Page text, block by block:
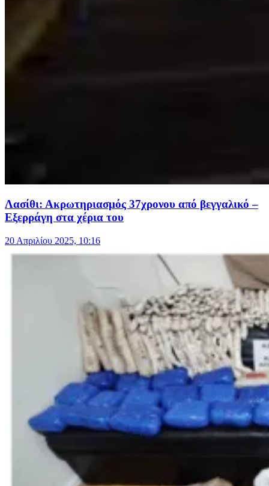
Λασίθι: Ακρωτηριασμός 37χρονου από βεγγαλικό –
Εξερράγη στα χέρια του
20 Απριλίου 2025, 10:16